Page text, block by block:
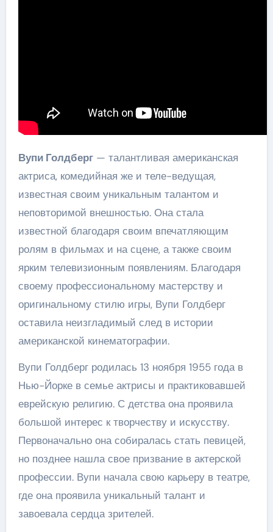
Вупи Голдберг— талантливая американская
актриса, комедийная же и теле-ведущая,
известная своим уникальным талантом и
неповторимой внешностью. Она стала
известной благодаря своим впечатляющим
ролям в фильмах и на сцене, а также своим
ярким телевизионным появлениям. Благодаря
своему профессиональному мастерству и
оригинальному стилю игры, Вупи Голдберг
оставила неизгладимый след в истории
американской кинематографии.
Вупи Голдберг родилась 13 ноября 1955 года в
Нью-Йорке в семье актрисы и практиковавшей
еврейскую религию. С детства она проявила
большой интерес к творчеству и искусству.
Первоначально она собиралась стать певицей,
но позднее нашла свое призвание в актерской
профессии. Вупи начала свою карьеру в театре,
где она проявила уникальный талант и
завоевала сердца зрителей.